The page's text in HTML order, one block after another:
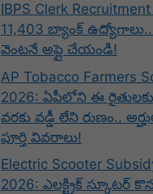
IBPS Clerk
11,403 బ్యాంక్
వెంటనే అప్లై చేయండి!
AP Tobacco Farmers
2026: ఏపీలోని ఈ
వరకు వడ్డీ లేని రుణం..
పూర్తి వివరాలు!
Electric Scooter
2026: ఎలక్ట్రిక్ స్కూటర్